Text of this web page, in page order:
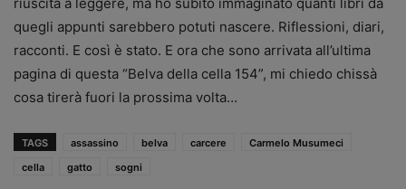
quegli appunti sarebbero potuti nascere. Riflessioni, diari,
racconti. E così è stato. E ora che sono arrivata all’ultima
pagina di questa “Belva della cella 154”, mi chiedo chissà
cosa tirerà fuori la prossima volta…
TAGS assassino belva carcere
Carmelo Musumeci
cella
gatto sogni